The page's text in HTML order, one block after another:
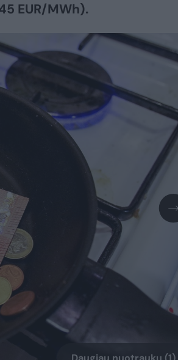
EUR/MWh).